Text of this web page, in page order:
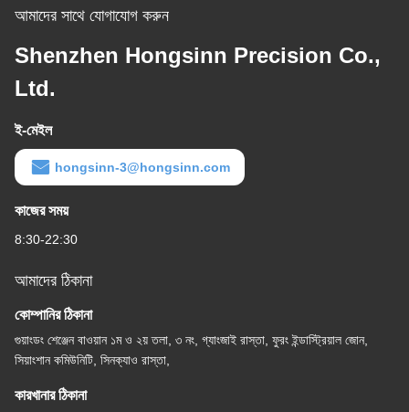
আমাদের সাথে যোগাযোগ করুন
Shenzhen Hongsinn Precision Co.,
Ltd.
ই-মেইল
hongsinn-3@hongsinn.com
কাজের সময়
8:30-22:30
আমাদের ঠিকানা
কোম্পানির ঠিকানা
গুয়াংডং শেঞ্জেন বাওয়ান ১ম ও ২য় তলা, ৩ নং, গ্যাংজাই রাস্তা, ফুরং ইন্ডাস্ট্রিয়াল জোন,
সিয়াংশান কমিউনিটি, সিনক্যাও রাস্তা,
কারখানার ঠিকানা